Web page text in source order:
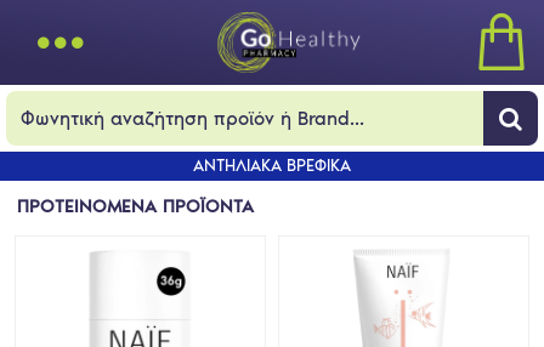
ΑΝΤΗΛΙΑΚΑ ΒΡΕΦΙΚΑ
ΠΡΟΤΕΙΝΟΜΕΝΑ ΠΡΟΪΟΝΤΑ